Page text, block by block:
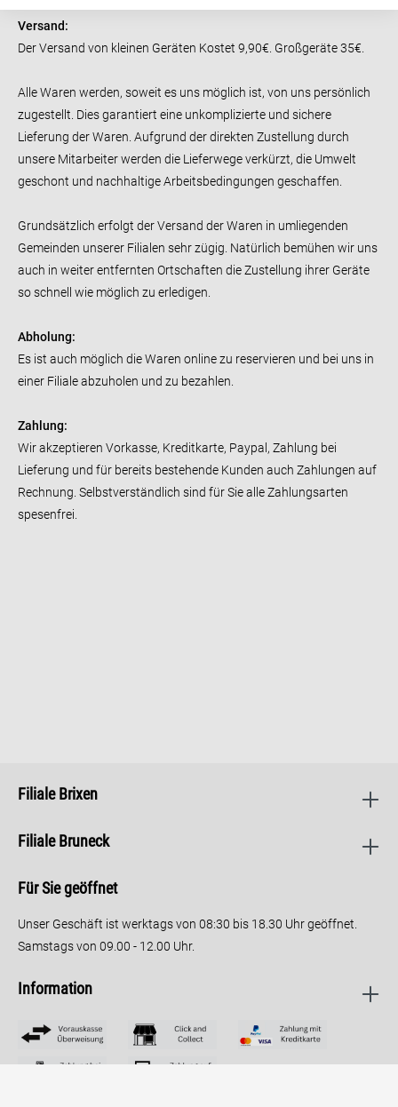
Versand:
Der Versand von kleinen Geräten Kostet 9,90€. Großgeräte 35€.
Alle Waren werden, soweit es uns möglich ist, von uns persönlich
zugestellt. Dies garantiert eine unkomplizierte und sichere
Lieferung der Waren. Aufgrund der direkten Zustellung durch
unsere Mitarbeiter werden die Lieferwege verkürzt, die Umwelt
geschont und nachhaltige Arbeitsbedingungen geschaffen.
Grundsätzlich erfolgt der Versand der Waren in umliegenden
Gemeinden unserer Filialen sehr zügig. Natürlich bemühen wir uns
auch in weiter entfernten Ortschaften die Zustellung ihrer Geräte
so schnell wie möglich zu erledigen.
Abholung:
Es ist auch möglich die Waren online zu reservieren und bei uns in
einer Filiale abzuholen und zu bezahlen.
Zahlung:
Wir akzeptieren Vorkasse, Kreditkarte, Paypal, Zahlung bei
Lieferung und für bereits bestehende Kunden auch Zahlungen auf
Rechnung. Selbstverständlich sind für Sie alle Zahlungsarten
spesenfrei.
Filiale Brixen
Filiale Bruneck
Für Sie geöffnet
Unser Geschäft ist werktags von 08:30 bis 18.30 Uhr geöffnet.
Samstags von 09.00 - 12.00 Uhr.
Information